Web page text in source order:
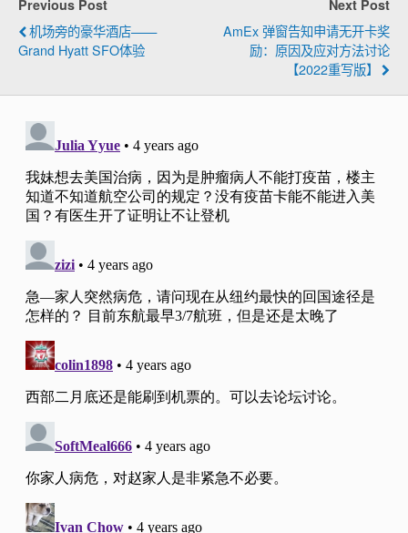
Previous Post
机场旁的豪华酒店——
Grand Hyatt SFO体验
Next Post
AmEx 弹窗告知申请无开卡奖
励：原因及应对方法讨论
【2022重写版】